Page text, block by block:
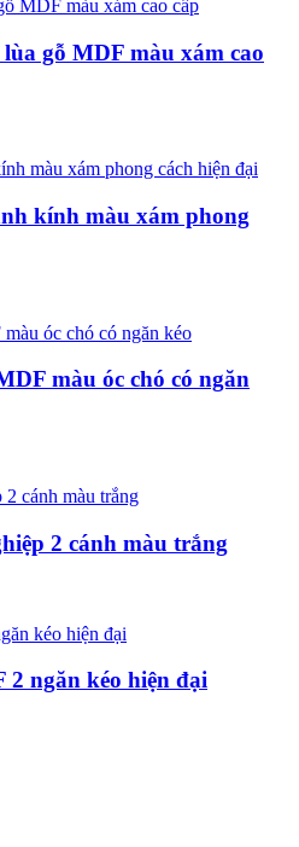
gỗ MDF màu xám cao
kính màu xám phong
màu óc chó có ngăn
2 cánh màu trắng
ngăn kéo hiện đại